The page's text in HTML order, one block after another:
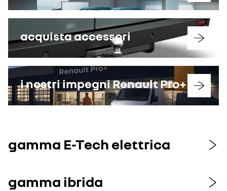
acquista accessori
i nostri impegni Renault Pro+
gamma E-Tech elettrica
gamma ibrida